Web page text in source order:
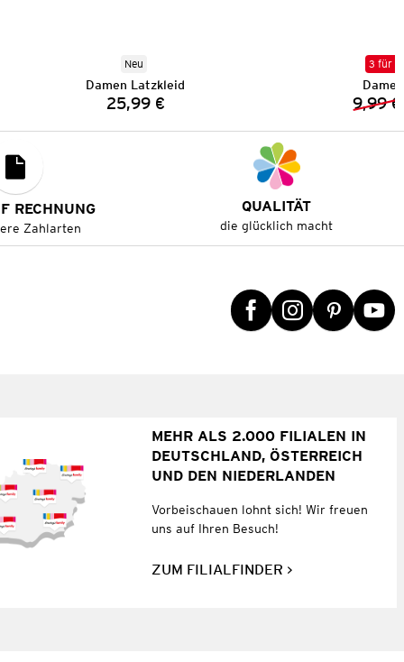
Neu
Damen Latzkleid
Preis:
25,99 €
3 für 2
9,99 €
RECHNUNG
Zahlarten
QUALITÄT
die glücklich macht
MEHR ALS 2.000 FILIALEN IN
DEUTSCHLAND, ÖSTERREICH
UND DEN NIEDERLANDEN
Vorbeischauen lohnt sich! Wir freuen
uns auf Ihren Besuch!
ZUM FILIALFINDER